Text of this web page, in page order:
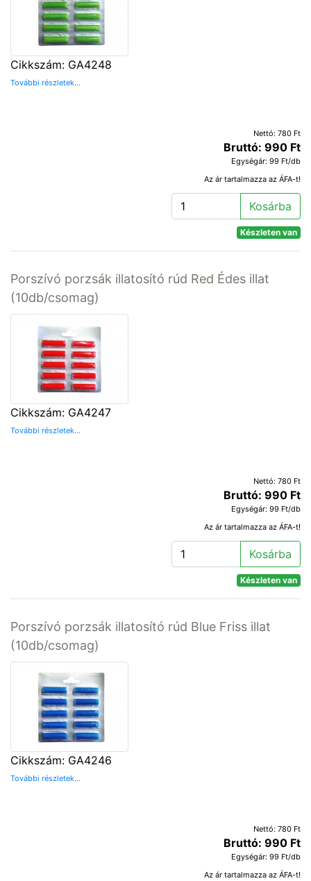
Cikkszám: GA4248
További részletek...
Nettó: 780 Ft
Bruttó: 990 Ft
Egységár: 99 Ft/db
Az ár tartalmazza az ÁFA-t!
Kosárba
Készleten van
Porszívó porzsák illatosító rúd Red Édes illat
(10db/csomag)
Cikkszám: GA4247
További részletek...
Nettó: 780 Ft
Bruttó: 990 Ft
Egységár: 99 Ft/db
Az ár tartalmazza az ÁFA-t!
Kosárba
Készleten van
Porszívó porzsák illatosító rúd Blue Friss illat
(10db/csomag)
Cikkszám: GA4246
További részletek...
Nettó: 780 Ft
Bruttó: 990 Ft
Egységár: 99 Ft/db
Az ár tartalmazza az ÁFA-t!